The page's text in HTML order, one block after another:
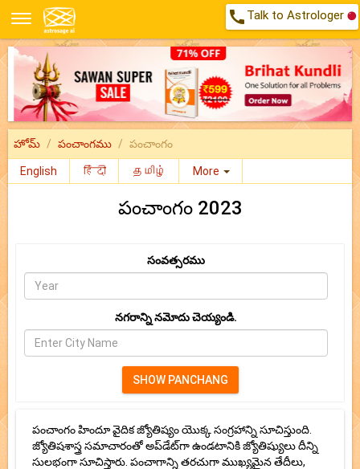
call Talk to Astrologer
హోమ్ పంచాంగము పంచాంగం
English हिंदी தமிழ் More
పంచాంగం 2023
సంవత్సరము
నగరాన్ని నమోదు చెయ్యండి.
పంచాంగం హిందూ వైదిక జ్యోతిష్యం యొక్క సంగ్రహాన్ని సూచిస్తుంది.
జ్యోతిషశాస్త్ర సమాచారంతో అప్‌డేట్‌గా ఉండటానికి జ్యోతిష్యులు దీన్ని
సులభంగా సూచిస్తారు. పంచాగాన్ని తరచుగా ముఖ్యమైన తేదీలు,